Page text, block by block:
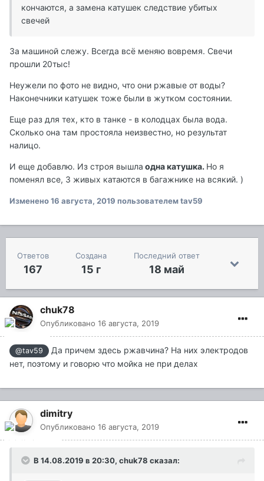
кончаются, а замена катушек следствие убитых
свечей
За машиной слежу. Всегда всё меняю вовремя. Свечи
прошли 20тыс!
Неужели по фото не видно, что они ржавые от воды?
Наконечники катушек тоже были в жутком состоянии.
Еще раз для тех, кто в танке - в колодцах была вода.
Сколько она там простояла неизвестно, но результат
налицо.
И еще добавлю. Из строя вышла одна катушка. Но я
поменял все, 3 живых катаются в багажнике на всякий. )
Изменено16 августа, 2019 пользователем tav59
Ответов
167
Создана
15 г
Последний ответ
18 май
chuk78
Опубликовано 16 августа, 2019
@tav59
Да причем здесь ржавчина? На них электродов
нет, поэтому и говорю что мойка не при делах
dimitry
Опубликовано 16 августа, 2019
В 14.08.2019 в 20:30, chuk78 сказал: